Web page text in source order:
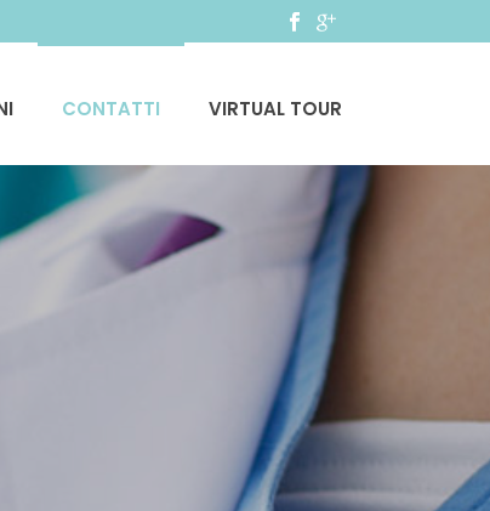
CONTATTI VIRTUAL TOUR